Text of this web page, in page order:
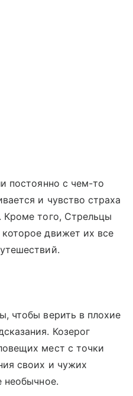
постоянно с чем-то
и чувство страха
Кроме того, Стрельцы
которое движет их все
чтобы верить в плохие
Козерог
мест с точки
своих и чужих
необычное.